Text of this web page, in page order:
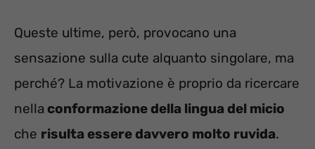
Queste ultime, però, provocano una
sensazione sulla cute alquanto singolare, ma
perché? La motivazione è proprio da ricercare
nella conformazione della lingua del micio
che risulta essere davvero molto ruvida.